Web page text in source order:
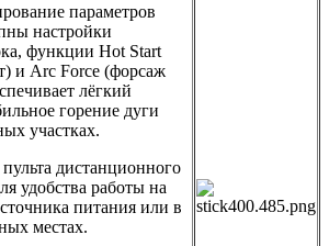
параметров
настройки
функции Hot Start
и Arc Force (форсаж
лёгкий
горение дуги
участках.
дистанционного
удобства работы на
питания или в
местах.